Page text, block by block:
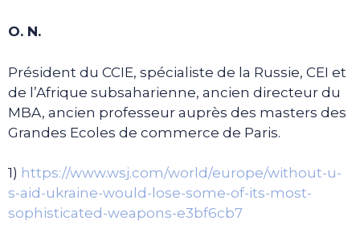
O. N.
Président du CCIE, spécialiste de la Russie, CEI et
de l’Afrique subsaharienne, ancien directeur du
MBA, ancien professeur auprès des masters des
Grandes Ecoles de commerce de Paris.
1) https://www.wsj.com/world/europe/without-u-
s-aid-ukraine-would-lose-some-of-its-most-
sophisticated-weapons-e3bf6cb7